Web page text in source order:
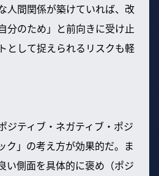
人間関係が築けていれば、改
分のため」と前向きに受け止
として捉えられるリスクも軽
ジティブ・ネガティブ・ポジ
ク」の考え方が効果的だ。ま
い側面を具体的に褒め（ポジ